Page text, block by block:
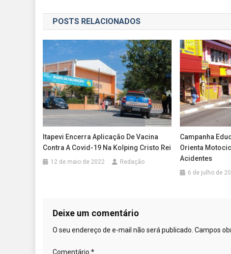
de
Post
POSTS RELACIONADOS
Itapevi Encerra Aplicação De Vacina
Contra A Covid-19 Na Kolping Cristo Rei
12 de maio de 2022 Redação
Campanha
Orienta
Acidentes
6 de julho de
Deixe um comentário
O seu endereço de e-mail não será publicado. Campos
Comentário *